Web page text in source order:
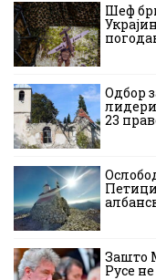
Шеф
Одбор
лидери
23
Зашто
Русе